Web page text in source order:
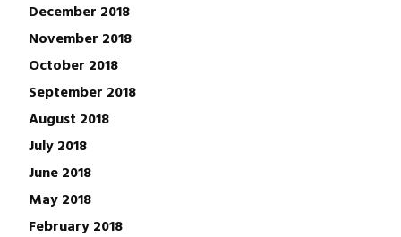
December 2018
November 2018
October 2018
September 2018
August 2018
July 2018
June 2018
May 2018
February 2018